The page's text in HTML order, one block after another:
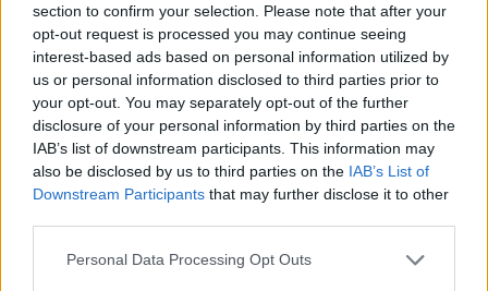
section to confirm your selection. Please note that after your
opt-out request is processed you may continue seeing
interest-based ads based on personal information utilized by
us or personal information disclosed to third parties prior to
your opt-out. You may separately opt-out of the further
disclosure of your personal information by third parties on the
IAB’s list of downstream participants. This information may
also be disclosed by us to third parties on the IAB’s List of
Downstream Participants that may further disclose it to other
Personal Data Processing Opt Outs
Ολυμπιακοί Αγώνες 2024: Μαχήτρια
καρκινοπαθής ξιφομάχος καταρρέει την
ώρα του αγώνα από αφόρητους πόνους